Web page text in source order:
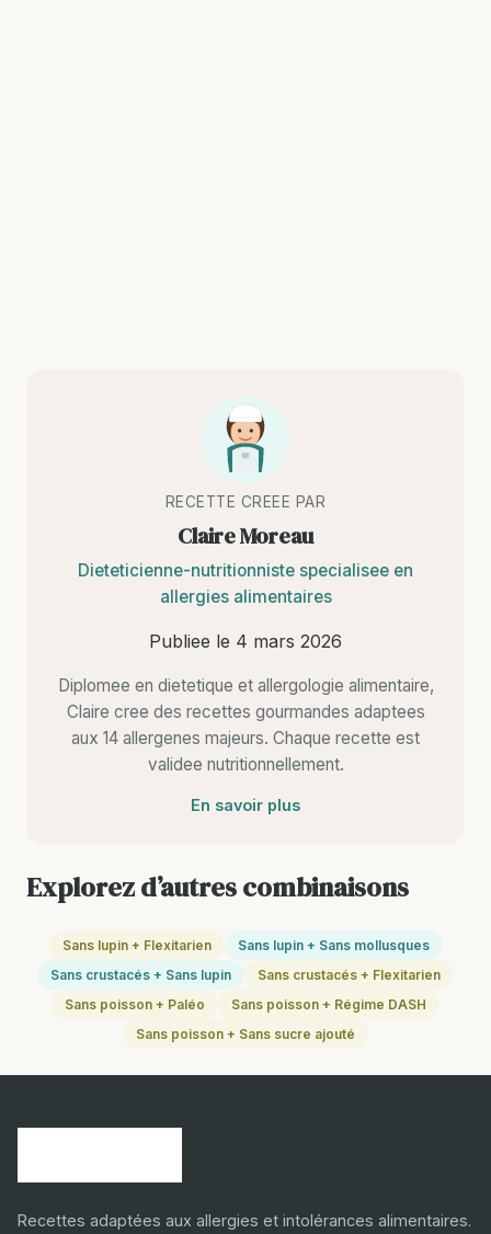
RECETTE CREEE PAR
Claire Moreau
Dieteticienne-nutritionniste specialisee en
allergies alimentaires
Publiee le 4 mars 2026
Diplomee en dietetique et allergologie alimentaire,
Claire cree des recettes gourmandes adaptees
aux 14 allergenes majeurs. Chaque recette est
validee nutritionnellement.
En savoir plus
Explorez d’autres combinaisons
Sans lupin + Flexitarien
Sans lupin + Sans mollusques
Sans crustacés + Sans lupin
Sans crustacés + Flexitarien
Sans poisson + Paléo
Sans poisson + Régime DASH
Sans poisson + Sans sucre ajouté
Recettes adaptées aux allergies et intolérances alimentaires.